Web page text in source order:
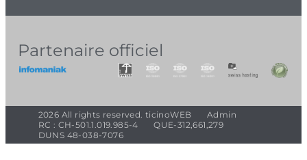
Partenaire officiel
2026 All rights reserved. ticinoWEB
Admin
RC : CH-501.1.019.985-4
QUE-312,661,279
DUNS 48-038-7076